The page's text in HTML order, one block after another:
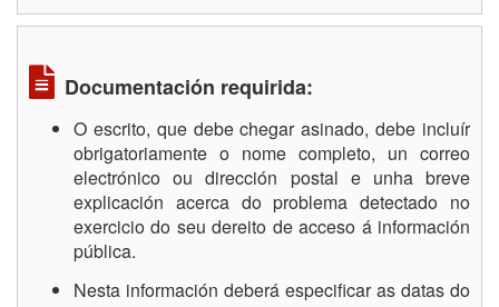
Documentación requirida:
O escrito, que debe chegar asinado, debe incluír
obrigatoriamente o nome completo, un correo
electrónico ou dirección postal e unha breve
explicación acerca do problema detectado no
exercicio do seu dereito de acceso á información
pública.
Nesta información deberá especificar as datas do